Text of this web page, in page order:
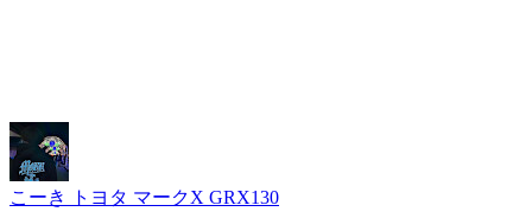
こーき トヨタ マークX GRX130